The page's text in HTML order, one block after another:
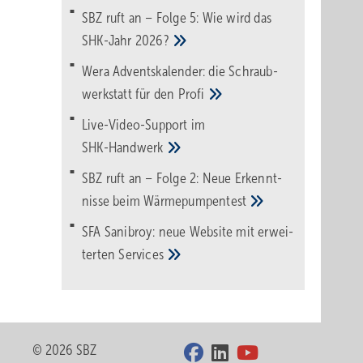
SBZ ruft an – Folge 5: Wie wird das
SHK-Jahr 2026?
Wera Adventskalender: die Schraub­
werk­statt für den Pro­fi
Live-Video-Support im
SHK-Handwerk
SBZ ruft an – Folge 2: Neue Erkennt­
nisse beimWärme­pumpen­test
SFA Sanibroy: neue Web­site mit erwei­
tertenServices
© 2026 SBZ